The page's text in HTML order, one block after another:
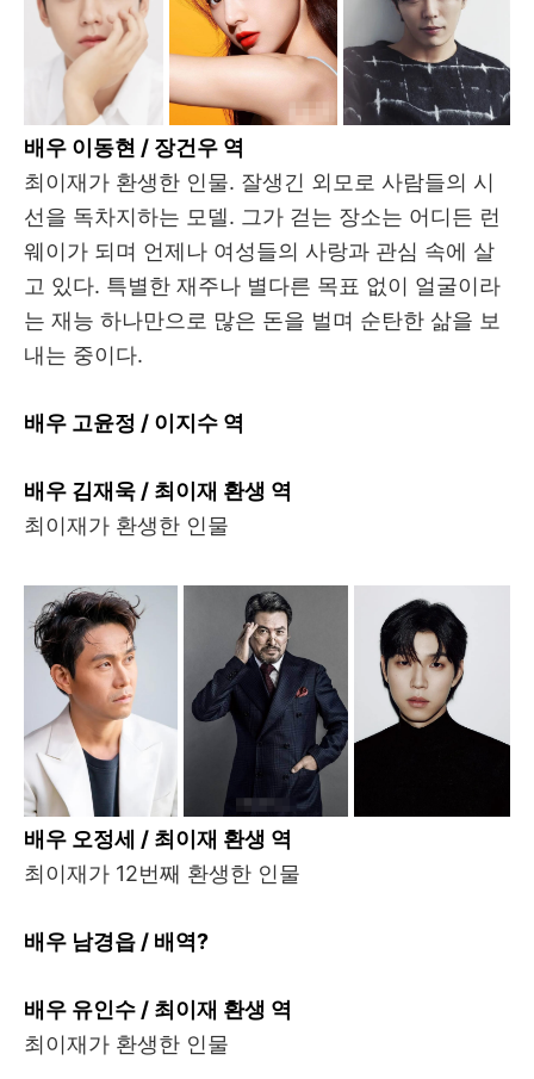
배우 이동현 / 장건우 역
최이재가 환생한 인물. 잘생긴 외모로 사람들의 시
선을 독차지하는 모델. 그가 걷는 장소는 어디든 런
웨이가 되며 언제나 여성들의 사랑과 관심 속에 살
고 있다. 특별한 재주나 별다른 목표 없이 얼굴이라
는 재능 하나만으로 많은 돈을 벌며 순탄한 삶을 보
내는 중이다.
배우 고윤정 / 이지수 역
배우 김재욱 / 최이재 환생 역
최이재가 환생한 인물
배우 오정세 / 최이재 환생 역
최이재가 12번째 환생한 인물
배우 남경읍 / 배역?
배우 유인수 / 최이재 환생 역
최이재가 환생한 인물